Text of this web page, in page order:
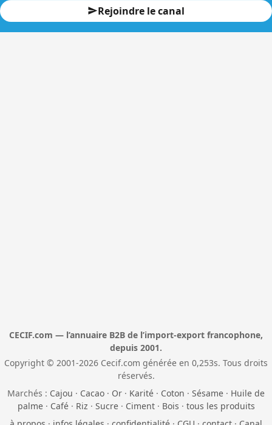
Rejoindre le canal
CECIF.com — l’annuaire B2B de l’import-export francophone,
depuis 2001.
Copyright © 2001-2026 Cecif.com générée en 0,253s. Tous droits
réservés.
Marchés : Cajou · Cacao · Or · Karité · Coton · Sésame · Huile de
palme· Café· Riz · Sucre· Ciment· Bois · tous les produits